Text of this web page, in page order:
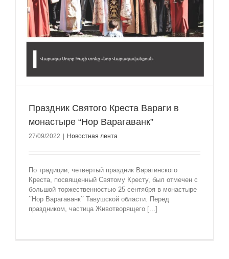
Праздник Святого Креста Вараги в
монастыре “Нор Варагаванк”
27/09/2022 Новостная лента
По традиции, четвертый праздник Варагинского
Креста, посвященный Святому Кресту, был отмечен с
большой торжественностью 25 сентября в монастыре
՛՛Нор Варагаванк՛՛ Тавушской области. Перед
праздником, частица Животворящего [...]